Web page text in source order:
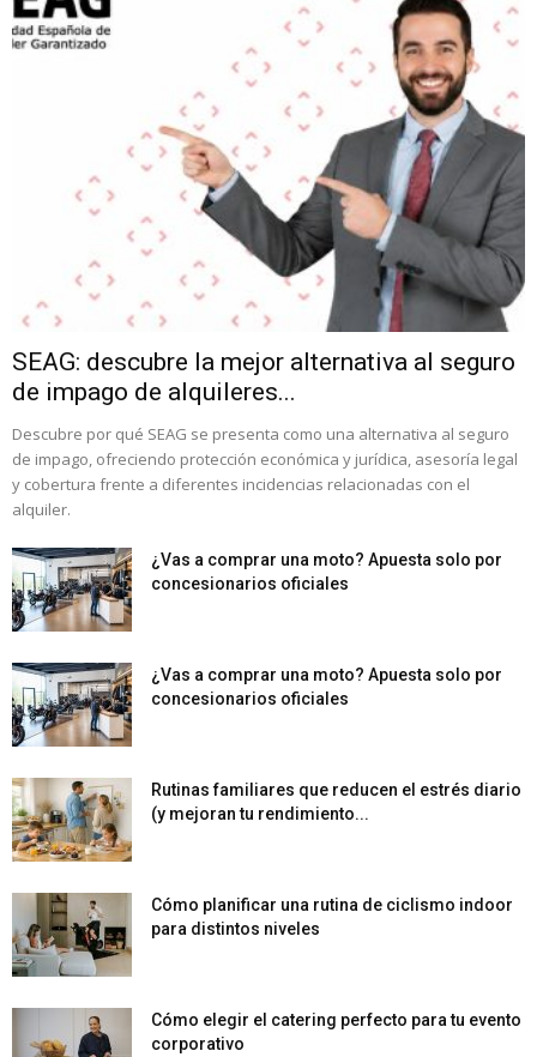
SEAG: descubre la mejor alternativa al seguro
de impago de alquileres...
Descubre por qué SEAG se presenta como una alternativa al seguro
de impago, ofreciendo protección económica y jurídica, asesoría legal
y cobertura frente a diferentes incidencias relacionadas con el
alquiler.
¿Vas a comprar una moto? Apuesta solo por
concesionarios oficiales
¿Vas a comprar una moto? Apuesta solo por
concesionarios oficiales
Rutinas familiares que reducen el estrés diario
(y mejoran tu rendimiento...
Cómo planificar una rutina de ciclismo indoor
para distintos niveles
Cómo elegir el catering perfecto para tu evento
corporativo